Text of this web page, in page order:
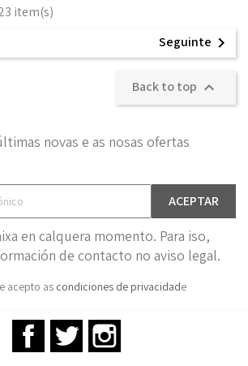
item(s)
Seguinte 
Back to top 
novas e as nosas ofertas
en calquera momento. Para iso,
de contacto no aviso legal.
acepto as condiciones de privacidade
FacebookTwitter